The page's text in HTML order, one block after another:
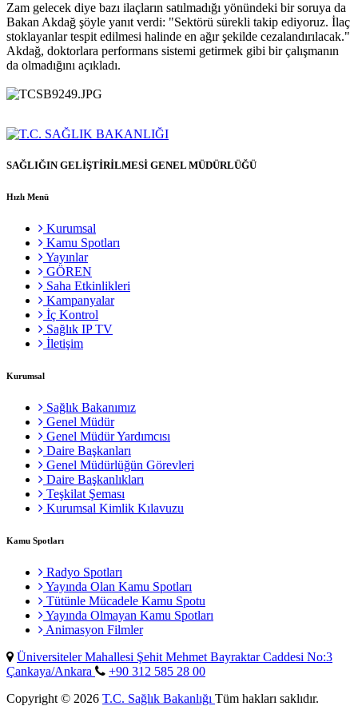
Zam gelecek diye bazı ilaçların satılmadığı yönündeki bir soruya da
Bakan Akdağ şöyle yanıt verdi: "Sektörü sürekli takip ediyoruz. İlaç
stoklayanlar tespit edilmesi halinde en ağır şekilde cezalandırılacak."
Akdağ, doktorlara performans sistemi getirmek gibi bir çalışmanın
da olmadığını açıkladı.
SAĞLIĞIN GELİŞTİRİLMESİ GENEL MÜDÜRLÜĞÜ
Hızlı Menü
Kurumsal
Kamu Spotları
Yayınlar
GÖREN
Saha Etkinlikleri
Kampanyalar
İç Kontrol
Sağlık IP TV
İletişim
Kurumsal
Sağlık Bakanımız
Genel Müdür
Genel Müdür Yardımcısı
Daire Başkanları
Genel Müdürlüğün Görevleri
Daire Başkanlıkları
Teşkilat Şeması
Kurumsal Kimlik Kılavuzu
Kamu Spotları
Radyo Spotları
Yayında Olan Kamu Spotları
Tütünle Mücadele Kamu Spotu
Yayında Olmayan Kamu Spotları
Animasyon Filmler
Üniversiteler Mahallesi Şehit Mehmet Bayraktar Caddesi No:3
Çankaya/Ankara
+90 312 585 28 00
Copyright © 2026 T.C. Sağlık Bakanlığı Tüm hakları saklıdır.